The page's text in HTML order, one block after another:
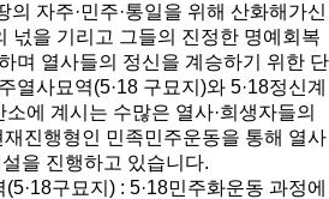
자주·민주·통일을 위해 산화해가신
넋을 기리고 그들의 진정한 명예회복
며 열사들의 정신을 계승하기 위한 단
열사묘역(5·18 구묘지)와 5·18정신계
에 계시는 수많은 열사·희생자들의
진행형인 민족민주운동을 통해 열사
을 진행하고 있습니다.
구묘지) : 5·18민주화운동 과정에